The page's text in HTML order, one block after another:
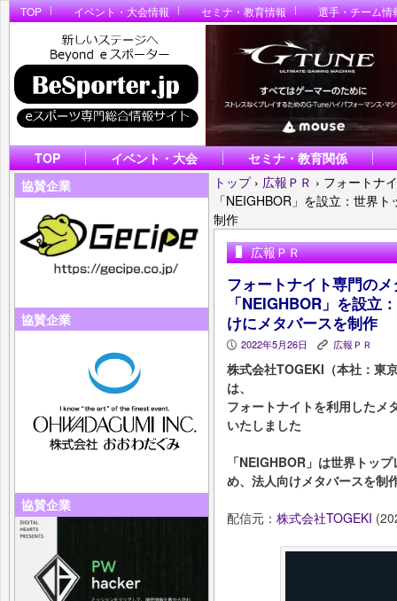
TOP イベント・大会情報 セミナ・教育情報 選手・チーム情
TOP イベント・大会
セミナ・教育関係
協賛企業
協賛企業
協賛企業
トップ › 広報ＰＲ › フォートナ
「NEIGHBOR」を設立：世界
制作
広報ＰＲ
フォートナイト専門の
「NEIGHBOR」を設立
けにメタバースを制作
P 2022年5月26日 K 広報ＰＲ
株式会社TOGEKI（本社：東
は、
フォートナイトを利用したメ
いたしました
「NEIGHBOR」は世界トッ
め、法人向けメタバースを制
配信元： 株式会社TOGEKI